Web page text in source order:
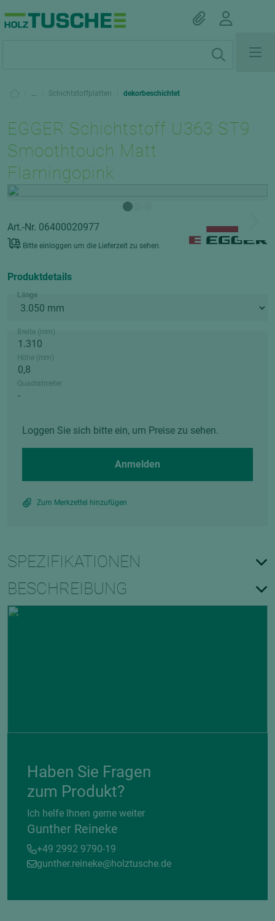
... Schichtstoffplatten dekorbeschichtet
EGGER Schichtstoff U363 ST9
Smoothtouch Matt
Flamingopink
Art.-Nr. 06400020977
Bitte einloggen um die Lieferzeit zu sehen.
Produktdetails
Länge
Breite (mm)
Höhe (mm)
Quadratmeter
Loggen Sie sich bitte ein, um Preise zu sehen.
Anmelden
Zum Merkzettel hinzufügen
SPEZIFIKATIONEN
BESCHREIBUNG
Haben Sie Fragen
zum Produkt?
Ich helfe Ihnen gerne weiter
Gunther Reineke
+49 2992 9790-19
gunther.reineke@holztusche.de